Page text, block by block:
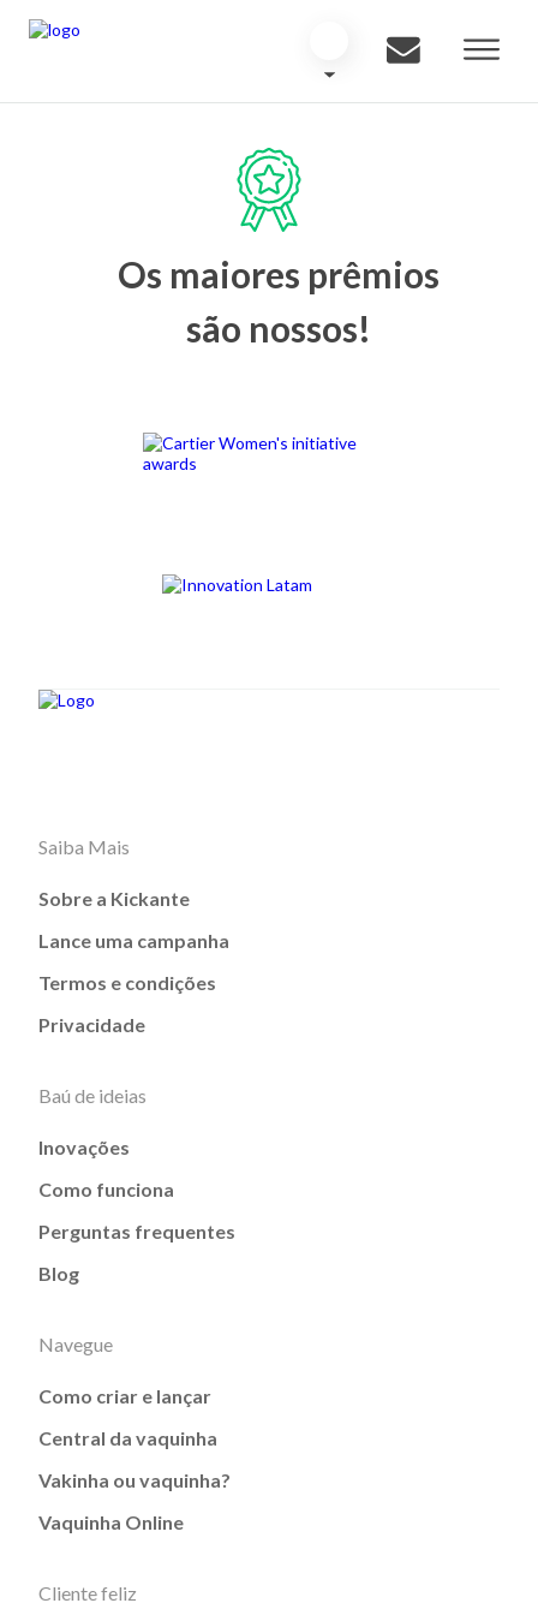
Os maiores prêmios
são nossos!
Saiba Mais
Sobre a Kickante
Lance uma campanha
Termos e condições
Privacidade
Baú de ideias
Inovações
Como funciona
Perguntas frequentes
Blog
Navegue
Como criar e lançar
Central da vaquinha
Vakinha ou vaquinha?
Vaquinha Online
Cliente feliz